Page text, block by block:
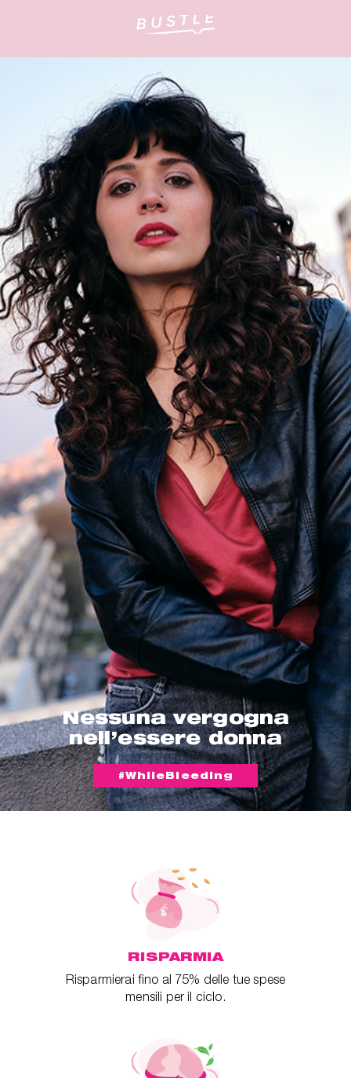
Nessuna vergogna
nell’essere donna
#WhileBleeding
RISPARMIA
Risparmierai fino al 75% delle tue spese
mensili per il ciclo.